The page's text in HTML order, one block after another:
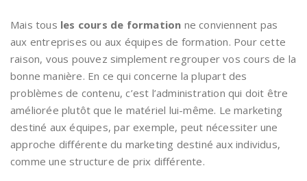
Mais tous les cours de formation ne conviennent pas
aux entreprises ou aux équipes de formation. Pour cette
raison, vous pouvez simplement regrouper vos cours de la
bonne manière. En ce qui concerne la plupart des
problèmes de contenu, c’est l’administration qui doit être
améliorée plutôt que le matériel lui-même. Le marketing
destiné aux équipes, par exemple, peut nécessiter une
approche différente du marketing destiné aux individus,
comme une structure de prix différente.